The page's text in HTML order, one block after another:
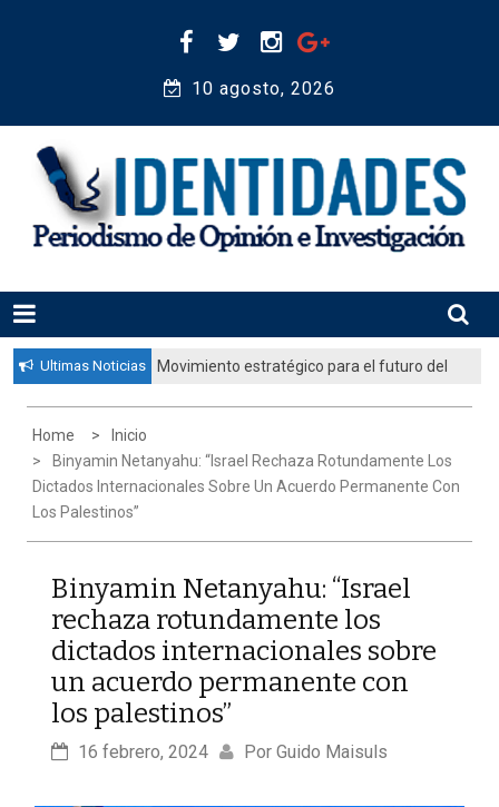
10 agosto, 2026
IDENTIDADES
Periodismo de Opinión e Investigación
Ultimas Noticias
Movimiento estratégico para el futuro del
diáspora”
Home
Inicio
Binyamin Netanyahu: “Israel Rechaza Rotundamente Los
Dictados Internacionales Sobre Un Acuerdo Permanente Con
Los Palestinos”
Binyamin Netanyahu: “Israel
rechaza rotundamente los
dictados internacionales sobre
un acuerdo permanente con
los palestinos”
16 febrero, 2024 Por Guido Maisuls